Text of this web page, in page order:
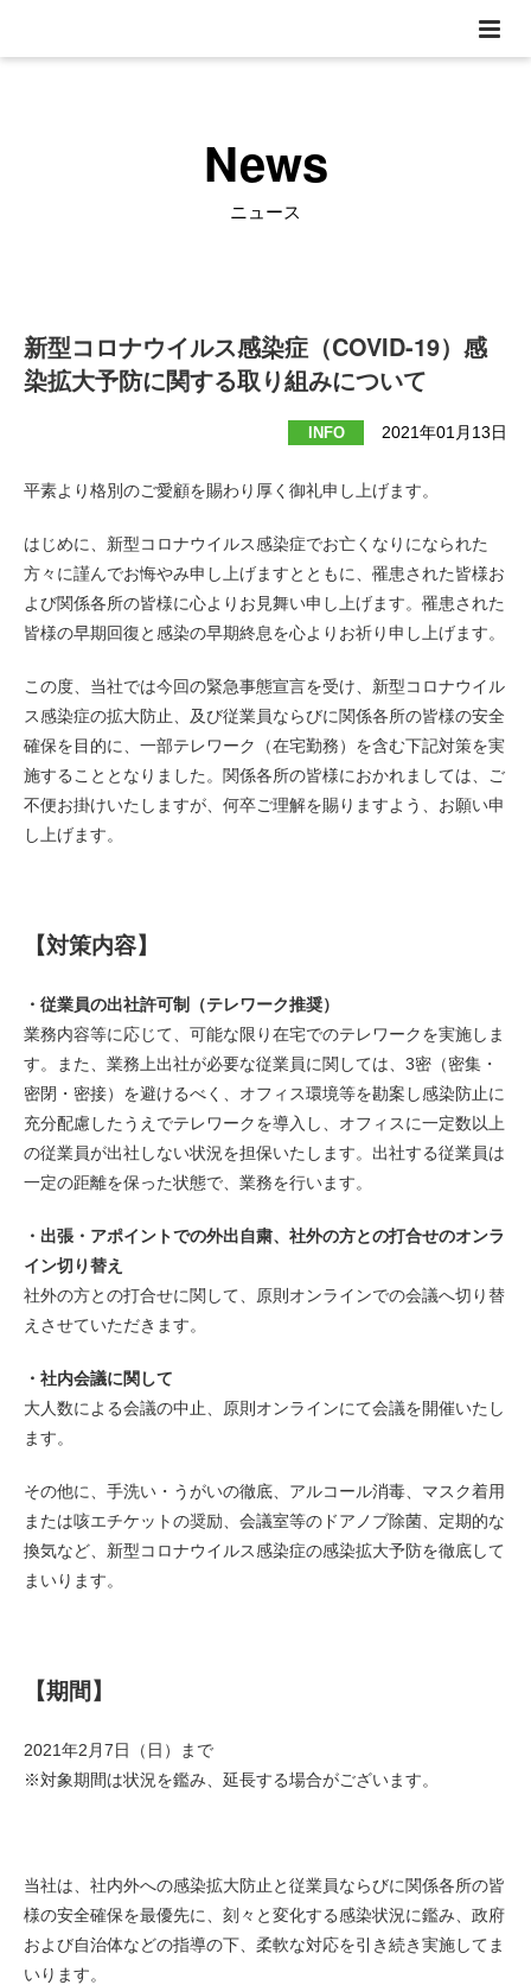
News
ニュース
新型コロナウイルス感染症（COVID-19）感
染拡大予防に関する取り組みについて
INFO 2021年01月13日
平素より格別のご愛顧を賜わり厚く御礼申し上げます。
はじめに、新型コロナウイルス感染症でお亡くなりになられた
方々に謹んでお悔やみ申し上げますとともに、罹患された皆様お
よび関係各所の皆様に心よりお見舞い申し上げます。罹患された
皆様の早期回復と感染の早期終息を心よりお祈り申し上げます。
この度、当社では今回の緊急事態宣言を受け、新型コロナウイル
ス感染症の拡大防止、及び従業員ならびに関係各所の皆様の安全
確保を目的に、一部テレワーク（在宅勤務）を含む下記対策を実
施することとなりました。関係各所の皆様におかれましては、ご
不便お掛けいたしますが、何卒ご理解を賜りますよう、お願い申
し上げます。
【対策内容】
・従業員の出社許可制（テレワーク推奨）
業務内容等に応じて、可能な限り在宅でのテレワークを実施しま
す。また、業務上出社が必要な従業員に関しては、3密（密集・
密閉・密接）を避けるべく、オフィス環境等を勘案し感染防止に
充分配慮したうえでテレワークを導入し、オフィスに一定数以上
の従業員が出社しない状況を担保いたします。出社する従業員は
一定の距離を保った状態で、業務を行います。
・出張・アポイントでの外出自粛、社外の方との打合せのオンラ
イン切り替え
社外の方との打合せに関して、原則オンラインでの会議へ切り替
えさせていただきます。
・社内会議に関して
大人数による会議の中止、原則オンラインにて会議を開催いたし
ます。
その他に、手洗い・うがいの徹底、アルコール消毒、マスク着用
または咳エチケットの奨励、会議室等のドアノブ除菌、定期的な
換気など、新型コロナウイルス感染症の感染拡大予防を徹底して
まいります。
【期間】
2021年2月7日（日）まで
※対象期間は状況を鑑み、延長する場合がございます。
当社は、社内外への感染拡大防止と従業員ならびに関係各所の皆
様の安全確保を最優先に、刻々と変化する感染状況に鑑み、政府
および自治体などの指導の下、柔軟な対応を引き続き実施してま
いります。